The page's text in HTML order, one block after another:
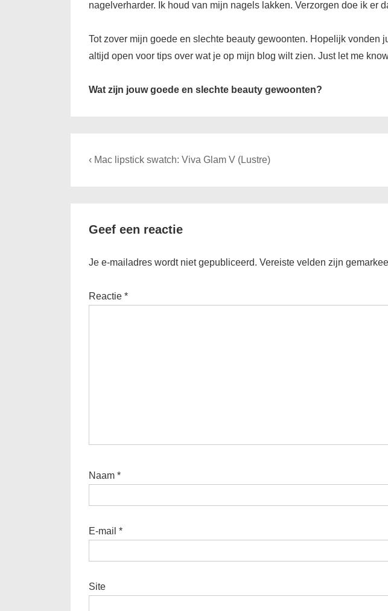
nagelverharder. Ik houd van mijn nagels lakken. Verzorgen doe ik er
Tot zover mijn goede en slechte beauty gewoonten. Hopelijk vonden
altijd open voor tips over wat je op mijn blog wilt zien. Just let me
Wat zijn jouw goede en slechte beauty gewoonten?
Bericht
Previous
‹ Mac lipstick swatch: Viva Glam V (Lustre)
Geef een reactie
Je e-mailadres wordt niet gepubliceerd. Vereiste velden zijn
Reactie *
Naam *
E-mail *
Site